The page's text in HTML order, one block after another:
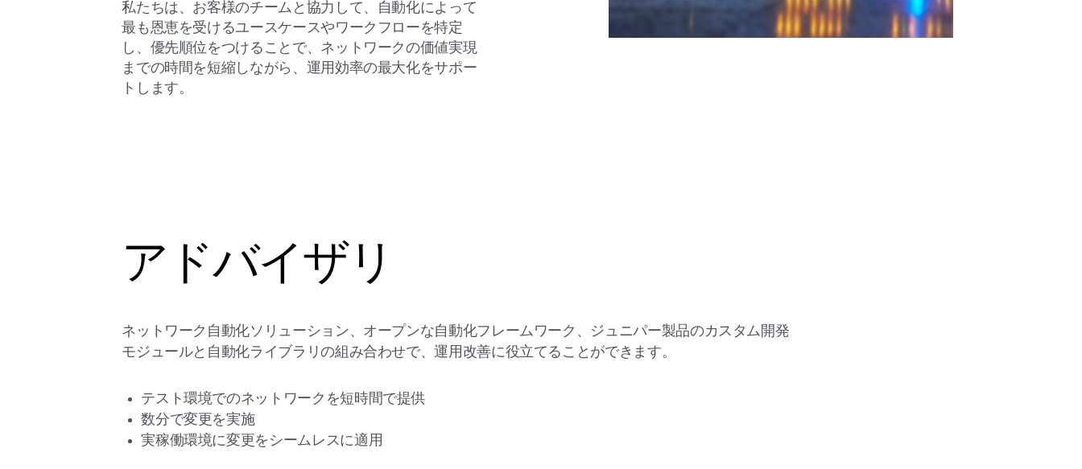
私たちは、お客様のチームと協力して、自動化によって
最も恩恵を受けるユースケースやワークフローを特定
し、優先順位をつけることで、ネットワークの価値実現
までの時間を短縮しながら、運用効率の最大化をサポー
トします。
アドバイザリ
ネットワーク自動化ソリューション、オープンな自動化フレームワーク、ジュニパー製品のカスタム開発
モジュールと自動化ライブラリの組み合わせで、運用改善に役立てることができます。
テスト環境でのネットワークを短時間で提供
数分で変更を実施
実稼働環境に変更をシームレスに適用